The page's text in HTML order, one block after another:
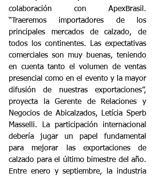
colaboración con ApexBrasil.
“Traeremos importadores de los
principales mercados de calzado, de
todos los continentes. Las expectativas
comerciales son muy buenas, teniendo
en cuenta tanto el volumen de ventas
presencial como en el evento y la mayor
difusión de nuestras exportaciones”,
proyecta la Gerente de Relaciones y
Negocios de Abicalzados, Letícia Sperb
Masselli. La participación internacional
debería jugar un papel fundamental
para mejorar las exportaciones de
calzado para el último bimestre del año.
Entre enero y septiembre, la industria